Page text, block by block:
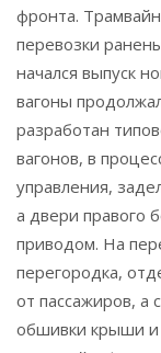
фронта.
перевозки
начался выпуск
вагоны
разработан
вагонов, в
управления,
а двери правого
приводом. На
перегородка,
от пассажиров, а
обшивки крыши и